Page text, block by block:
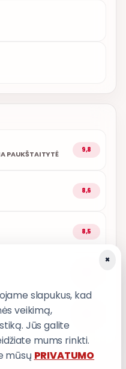
PAUKŠTAITYTĖ 9,8
8,6
8,5
×
slapukus, kad
veikimą,
Jūs galite
mums rinkti.
mūsų PRIVATUMO